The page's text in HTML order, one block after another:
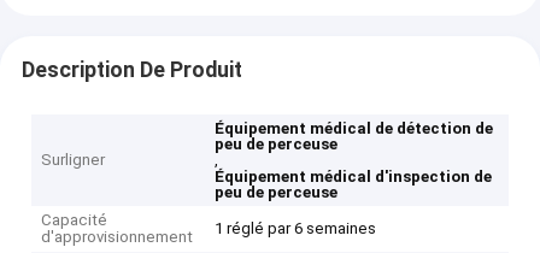
Description De Produit
Surligner
Équipement médical de détection de
peu de perceuse
,
Équipement médical d'inspection de
peu de perceuse
Capacité
d'approvisionnement
1 réglé par 6 semaines